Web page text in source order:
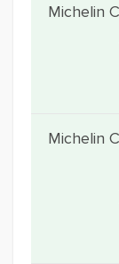
Michelin
Michelin